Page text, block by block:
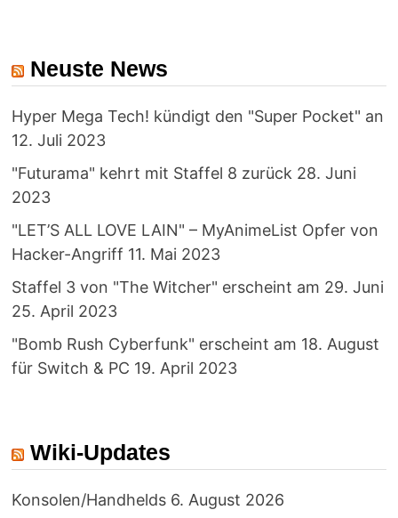
Neuste News
Hyper Mega Tech! kündigt den "Super Pocket" an
12. Juli 2023
"Futurama" kehrt mit Staffel 8 zurück 28. Juni
2023
"LET’S ALL LOVE LAIN" – MyAnimeList Opfer von
Hacker-Angriff 11. Mai 2023
Staffel 3 von "The Witcher" erscheint am 29. Juni
25. April 2023
"Bomb Rush Cyberfunk" erscheint am 18. August
für Switch & PC 19. April 2023
Wiki-Updates
Konsolen/Handhelds 6. August 2026